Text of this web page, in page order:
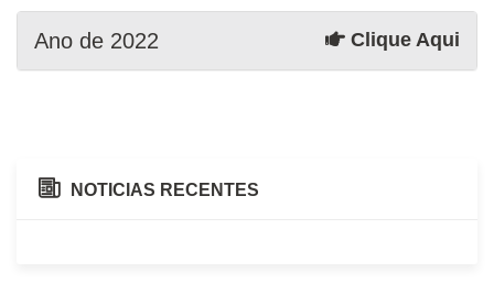
Ano de 2022 Clique Aqui
NOTICIAS RECENTES